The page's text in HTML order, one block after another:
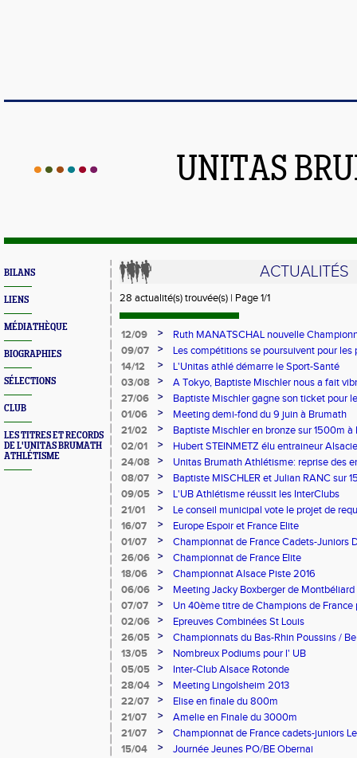
UNITAS
BILANS
LIENS
MÉDIATHÈQUE
BIOGRAPHIES
SÉLECTIONS
CLUB
LES TITRES ET RECORDS
DE L'UNITAS BRUMATH
ATHLÉTISME
ACTUALITÉS
28 actualité(s) trouvée(s) | Page 1/1
12/09 >
Ruth MANATSCHAL nouvelle
Marathon en 3h04' à Jyväskylä
09/07 >
Les compétitions se poursuivent pour les
14/12
>
L'Unitas athlé démarre le Sport-Santé
03/08
>
A Tokyo, Baptiste Mischler nous a fait
1500m
27/06 >
Baptiste Mischler gagne son ticket pour
devenant champion de France de 1500m
01/06 >
Meeting demi-fond du 9 juin à Brumath
21/02
>
Baptiste Mischler en bronze sur 1500m à
02/01
>
Hubert STEINMETZ élu entraineur
24/08
>
Unitas Brumath Athlétisme: reprise des
08/07
>
Baptiste MISCHLER et Julian RANC sur
de France Elites à Albi
09/05 >
L'UB Athlétisme réussit les InterClubs
21/01
>
Le conseil municipal vote le projet de
16/07
>
Europe Espoir et France Elite
01/07
>
Championnat de France Cadets-Juniors
26/06
>
Championnat de France Elite
18/06
>
Championnat Alsace Piste 2016
06/06
>
Meeting Jacky Boxberger de Montbéliard
07/07
>
Un 40ème titre de Champions de
!!!!
02/06 >
Epreuves Combinées St Louis
26/05
>
Championnats du Bas-Rhin Poussins /
13/05
>
Nombreux Podiums pour l' UB
05/05
>
Inter-Club Alsace Rotonde
28/04
>
Meeting Lingolsheim 2013
22/07
>
Elise en finale du 800m
21/07
>
Amelie en Finale du 3000m
21/07
>
Championnat de France cadets-juniors
15/04
>
Journée Jeunes PO/BE Obernai